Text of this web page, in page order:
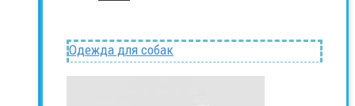
Одежда для собак